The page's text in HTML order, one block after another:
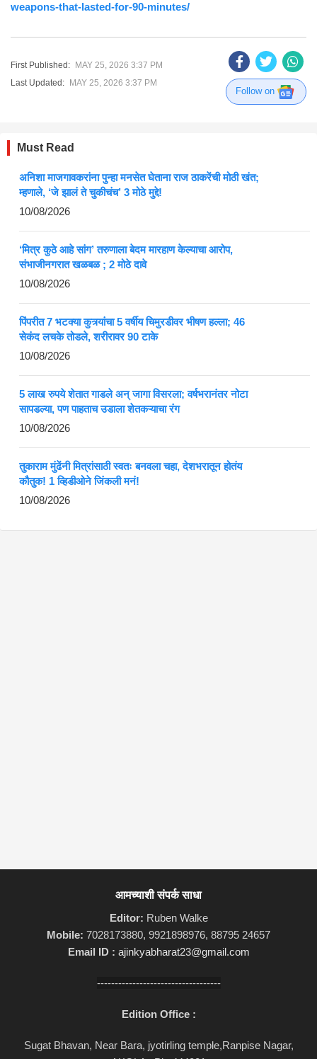
weapons-that-lasted-for-90-minutes/
First Published: MAY 25, 2026 3:37 PM
Last Updated: MAY 25, 2026 3:37 PM
Follow on
Must Read
अनिशा माजगावकरांना पुन्हा मनसेत घेताना राज ठाकरेंची मोठी खंत;
म्हणाले, ‘जे झालं ते चुकीचंच’ 3 मोठे मुद्दे!
10/08/2026
‘मित्र कुठे आहे सांग’ तरुणाला बेदम मारहाण केल्याचा आरोप,
संभाजीनगरात खळबळ ; 2 मोठे दावे
10/08/2026
पिंपरीत 7 भटक्या कुत्र्यांचा 5 वर्षीय चिमुरडीवर भीषण हल्ला; 46
सेकंद लचके तोडले, शरीरावर 90 टाके
10/08/2026
5 लाख रुपये शेतात गाडले अन् जागा विसरला; वर्षभरानंतर नोटा
सापडल्या, पण पाहताच उडाला शेतकऱ्याचा रंग
10/08/2026
तुकाराम मुंढेंनी मित्रांसाठी स्वतः बनवला चहा, देशभरातून होतंय
कौतुक! 1 व्हिडीओने जिंकली मनं!
10/08/2026
आमच्याशी संपर्क साधा
Editor: Ruben Walke
Mobile: 7028173880, 9921898976, 88795 24657
Email ID : ajinkyabharat23@gmail.com
-----------------------------------
Edition Office :
Sugat Bhavan, Near Bara, jyotirling temple,Ranpise Nagar,